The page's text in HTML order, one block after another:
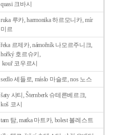
quasi 크바시
ruka 루카, harmonika 하르모니카, mír
미르
řeka 르제카, námořník 나모르주니크,
hořký 호르슈키,
kouř 코우르시
sedlo 세들로, máslo 마슬로, nos 노스
šaty 샤티, Šternberk 슈테른베르크,
koš 코시
tam 탐, matka 마트카, bolest 볼레스트